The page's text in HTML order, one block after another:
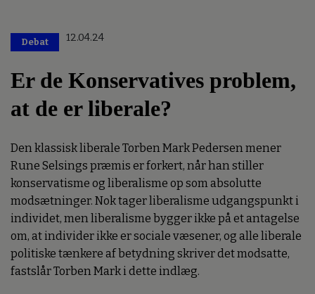
Debat 12.04.24
Er de Konservatives problem,
at de er liberale?
Den klassisk liberale Torben Mark Pedersen mener
Rune Selsings præmis er forkert, når han stiller
konservatisme og liberalisme op som absolutte
modsætninger. Nok tager liberalisme udgangspunkt i
individet, men liberalisme bygger ikke på et antagelse
om, at individer ikke er sociale væsener, og alle liberale
politiske tænkere af betydning skriver det modsatte,
fastslår Torben Mark i dette indlæg.